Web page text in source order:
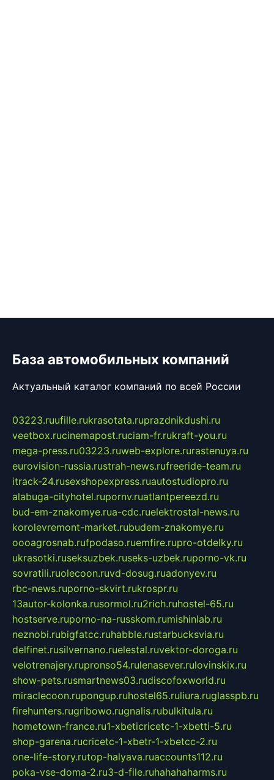
База автомобильных компаний
Актуальный каталог компаний по всей России
03223.ruufille.rukrasotata.ruprazdnikdushi.ru
veetbox.rucinemapost.ruciam-fr.rukraft-you.ru
mega-press.ru03223.ruweb-explore.rurastenuya.ru
eurovision-russia.rustrah-news.rufreeride-team.ru
itrack-24.rusexshopexpress.ruautostudiopro.ru
alabuga-cityhotel.rupornv.ruatlantpereezd.ru
bud-em-znakomye.rua-cdc.ruelektrostal-news.ru
korolevremont-market.rubudem-znakomye.ru
oooagrosnab.rufpodaso.ruemfire.rupro-otdelky.ru
ukrasotki.ruseksuzbek.ruseks-uzbek.ruporno-vk.ru
sovratili.ruolecoon.ruvd-dosug.ruadonyev.ru
rbc-news.ruporno-skvirt.rukrospr.ru
13autor-kolonka.rusormol.ru2rich.ruhostel-65.ru
hostserve.ruporno-na-russkom.rumishinlab.ru
neznobi.rubigfatcc.ruhabble.rustarbucksvia.ru
delfinet.rusilvernano.ruelestal.ruvektor-doroga.ru
velotrenajery.rupronso54.rulenasever.rulovinskix.ru
show-pets.rusmartnews03.rudiscofoxworld.ru
miraclecoon.rupongup.ruhostel65.ruliura.ruglasspb.ru
firehunters.rugribowo.rugnalis.rubulkitula.ru
hometown-france.ru1-xbeticricetc-1-xbetti-5.ru
shop-garena.rucricetc-1-xbetr-1-xbetcc-2.ru
one-life-story.rutop-halyava.ruaccounts112.ru
poka-vse-doma-2.ru3-d-file.ruhahahaharms.ru